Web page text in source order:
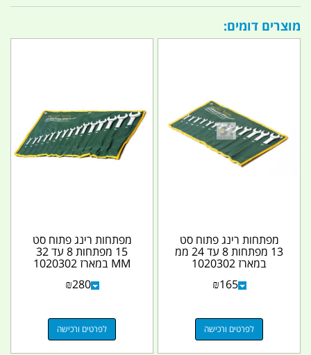
מוצרים דומים:
מפתחות רינג פתוח סט
13 מפתחות 8 עד 24 ממ
במארז 1020302
₪165
לפרטים ורכישה
מפתחות רינג פתוח סט
15 מפתחות 8 עד 32
MM במארז 1020302
₪280
לפרטים ורכישה